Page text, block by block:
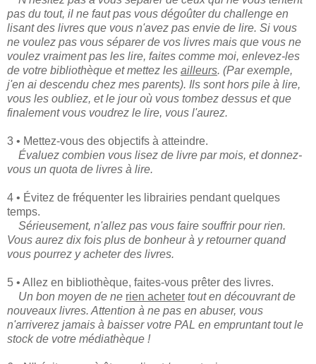
pas du tout, il ne faut pas vous dégoûter du challenge en
lisant des livres que vous n'avez pas envie de lire. Si vous
ne voulez pas vous séparer de vos livres mais que vous ne
voulez vraiment pas les lire, faites comme moi, enlevez-les
de votre bibliothèque et mettez les ailleurs. (Par exemple,
j'en ai descendu chez mes parents). Ils sont hors pile à lire,
vous les oubliez, et le jour où vous tombez dessus et que
finalement vous voudrez le lire, vous l'aurez.
3 • Mettez-vous des objectifs à atteindre.
Évaluez combien vous lisez de livre par mois, et donnez-
vous un quota de livres à lire.
4 • Évitez de fréquenter les librairies pendant quelques
temps.
Sérieusement, n'allez pas vous faire souffrir pour rien.
Vous aurez dix fois plus de bonheur à y retourner quand
vous pourrez y acheter des livres.
5 • Allez en bibliothèque, faites-vous prêter des livres.
Un bon moyen de ne rien acheter tout en découvrant de
nouveaux livres. Attention à ne pas en abuser, vous
n'arriverez jamais à baisser votre PAL en empruntant tout le
stock de votre médiathèque !